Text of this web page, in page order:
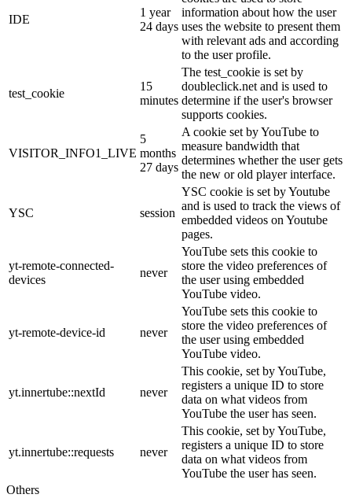
IDE
1 year
24 days
information about how the user
uses the website to present them
with relevant ads and according
to the user profile.
test_cookie
15
minutes
The test_cookie is set by
doubleclick.net and is used to
determine if the user's browser
supports cookies.
VISITOR_INFO1_LIVE
5
months
27 days
A cookie set by YouTube to
measure bandwidth that
determines whether the user gets
the new or old player interface.
YSC session
YSC cookie is set by Youtube
and is used to track the views of
embedded videos on Youtube
pages.
yt-remote-connected-
devices
never
YouTube sets this cookie to
store the video preferences of
the user using embedded
YouTube video.
yt-remote-device-id never
YouTube sets this cookie to
store the video preferences of
the user using embedded
YouTube video.
yt.innertube::nextId never
This cookie, set by YouTube,
registers a unique ID to store
data on what videos from
YouTube the user has seen.
yt.innertube::requests never
This cookie, set by YouTube,
registers a unique ID to store
data on what videos from
YouTube the user has seen.
Others